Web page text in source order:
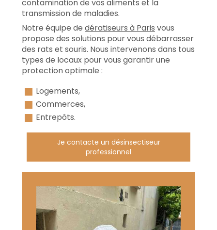
contamination de vos aliments et la
transmission de maladies.
Notre équipe de dératiseurs à Paris vous
propose des solutions pour vous débarrasser
des rats et souris. Nous intervenons dans tous
types de locaux pour vous garantir une
protection optimale :
Logements,
Commerces,
Entrepôts.
Je contacte un désinsectiseur
professionnel